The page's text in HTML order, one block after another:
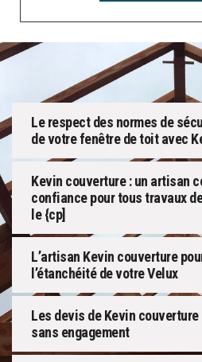
Le respect des normes de
de votre fenêtre de toit avec
Kevin couverture : un artisan
confiance pour tous travaux
le {cp]
L’artisan Kevin couverture
l’étanchéité de votre Velux
Les devis de Kevin
sans engagement